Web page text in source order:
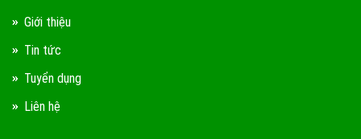
Giới thiệu
Tin tức
Tuyển dụng
Liên hệ